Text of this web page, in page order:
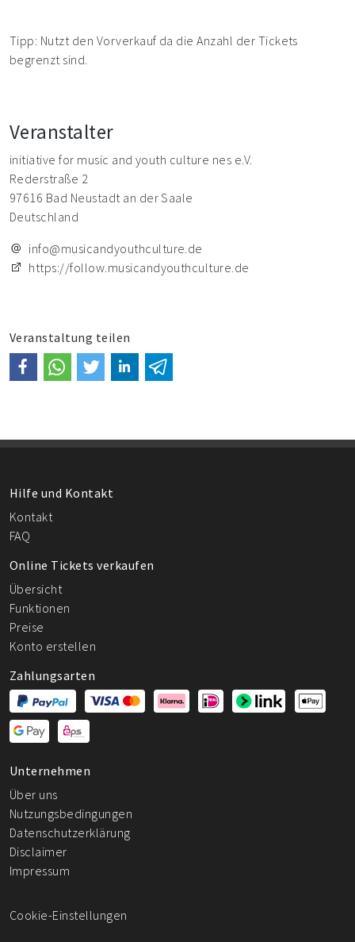
Tipp: Nutzt den Vorverkauf da die Anzahl der Tickets
begrenzt sind.
Veranstalter
initiative for music and youth culture nes e.V.
Rederstraße 2
97616 Bad Neustadt an der Saale
Deutschland
info@musicandyouthculture.de
https://follow.musicandyouthculture.de
Veranstaltung teilen
Hilfe und Kontakt
Kontakt
FAQ
Online Tickets verkaufen
Übersicht
Funktionen
Preise
Konto erstellen
Zahlungsarten
Unternehmen
Über uns
Nutzungsbedingungen
Datenschutzerklärung
Disclaimer
Impressum
Cookie-Einstellungen